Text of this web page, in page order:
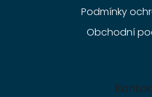
Podmínky
Obchodní